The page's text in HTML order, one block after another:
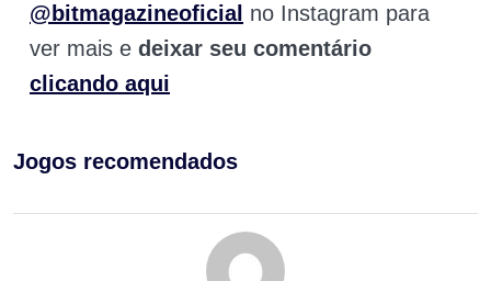
@bitmagazineoficial no Instagram para
ver mais e deixar seu comentário
clicando aqui
Jogos recomendados